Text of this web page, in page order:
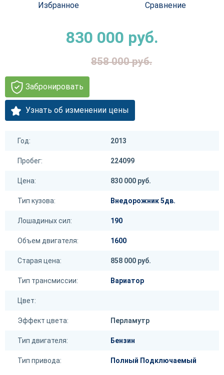
Избранное Сравнение
830 000 руб.
858 000руб.
Забронировать
Узнать об изменении цены
Год: 2013
Пробег: 224099
Цена: 830 000 руб.
Тип кузова: Внедорожник 5дв.
Лошадиных сил: 190
Объем двигателя: 1600
Старая цена: 858 000 руб.
Тип трансмиссии: Вариатор
Цвет:
Эффект цвета: Перламутр
Тип двигателя: Бензин
Тип привода: Полный Подключаемый